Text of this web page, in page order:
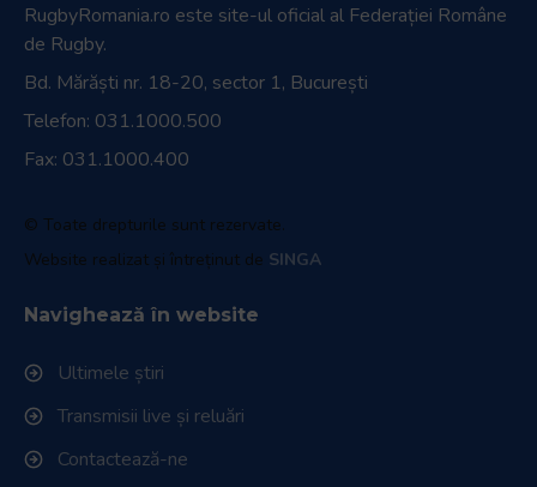
RugbyRomania.ro este site-ul oficial al Federației Române
de Rugby.
Bd. Mărăști nr. 18-20, sector 1, București
Telefon: 031.1000.500
Fax: 031.1000.400
© Toate drepturile sunt rezervate.
Website realizat și întreținut de SINGA
Navighează în website
Ultimele știri
Transmisii live și reluări
Contactează-ne